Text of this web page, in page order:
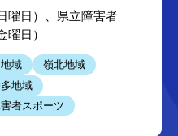
曜日）、県立障害者
曜日）
域
嶺北地域
地域
者スポーツ